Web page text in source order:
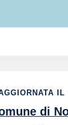
IL
di